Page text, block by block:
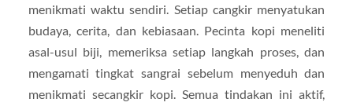
menikmati waktu sendiri. Setiap cangkir menyatukan
budaya, cerita, dan kebiasaan. Pecinta kopi meneliti
asal-usul biji, memeriksa setiap langkah proses, dan
mengamati tingkat sangrai sebelum menyeduh dan
menikmati secangkir kopi. Semua tindakan ini aktif,